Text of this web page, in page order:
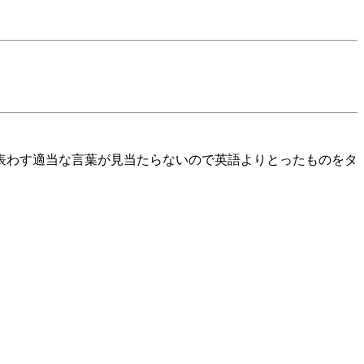
す適当な言葉が見当たらないので英語よりとったものをタ